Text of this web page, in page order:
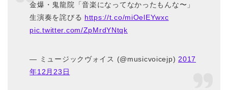
金爆・鬼龍院「音楽になってなかったもんな〜」
生演奏を詫びる https://t.co/miOelEYwxc
pic.twitter.com/ZpMrdYNtqk
— ミュージックヴォイス (@musicvoicejp) 2017
年12月23日